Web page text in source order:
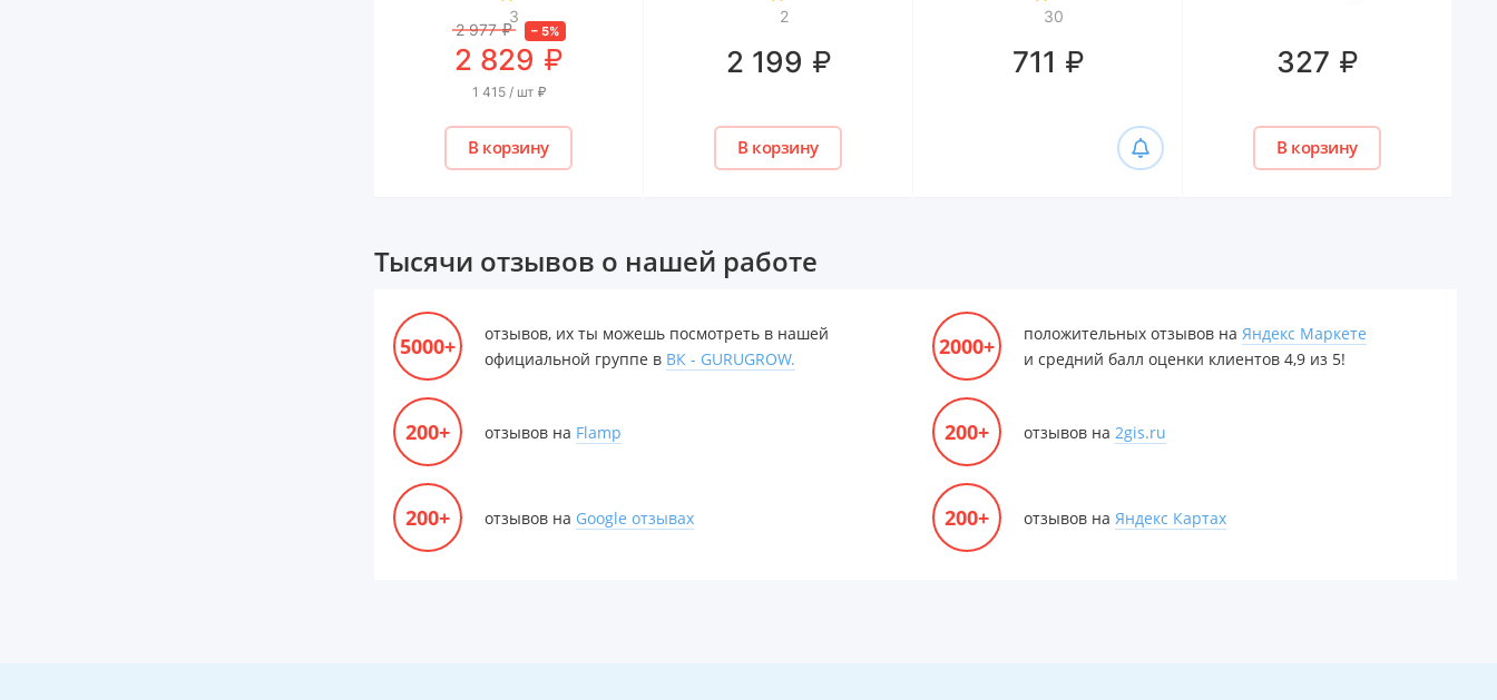
3
2 977 ₽ – 5%
2 829 ₽
1 415 / шт ₽
В корзину
2
2 199 ₽
В корзину
30
711 ₽ 327 ₽
В корзину
Тысячи отзывов о нашей работе
5000+
отзывов, их ты можешь посмотреть в нашей
официальной группе в ВК - GURUGROW. 2000+ положительных отзывов на Яндекс Маркете
и средний балл оценки клиентов 4,9 из 5!
200+ отзывов на Flamp 200+ отзывов на 2gis.ru
200+ отзывов на Google отзывах 200+ отзывов на Яндекс Картах